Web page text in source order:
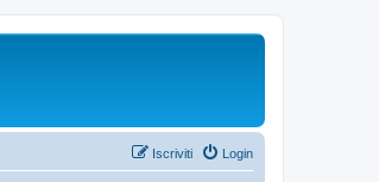
Login
Iscriviti